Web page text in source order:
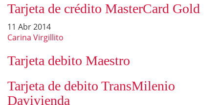
Tarjeta de crédito MasterCard Gold
11 Abr 2014
Carina Virgillito
Tarjeta debito Maestro
Tarjeta de debito TransMilenio
Davivienda